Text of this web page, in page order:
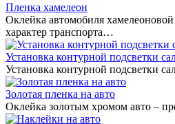
Пленка хамелеон
Оклейка автомобиля
характер транспорта…
Установка контурной подсветки
Установка контурной подсветки
Золотая пленка на авто
Оклейка золотым хромом авто –